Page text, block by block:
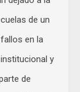
de un
en la
y
de